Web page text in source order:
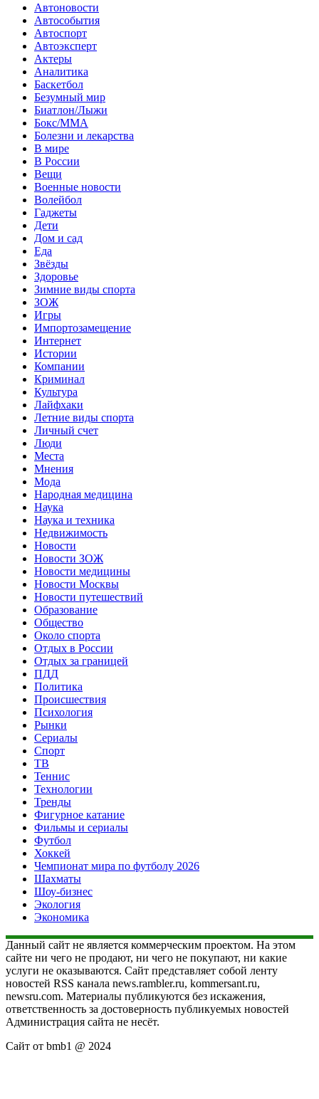
Автоновости
Автособытия
Автоспорт
Автоэксперт
Актеры
Аналитика
Баскетбол
Безумный мир
Биатлон/Лыжи
Бокс/MMA
Болезни и лекарства
В мире
В России
Вещи
Военные новости
Волейбол
Гаджеты
Дети
Дом и сад
Еда
Звёзды
Здоровье
Зимние виды спорта
ЗОЖ
Игры
Импортозамещение
Интернет
Истории
Компании
Криминал
Культура
Лайфхаки
Летние виды спорта
Личный счет
Люди
Места
Мнения
Мода
Народная медицина
Наука
Наука и техника
Недвижимость
Новости
Новости ЗОЖ
Новости медицины
Новости Москвы
Новости путешествий
Образование
Общество
Около спорта
Отдых в России
Отдых за границей
ПДД
Политика
Происшествия
Психология
Рынки
Сериалы
Спорт
ТВ
Теннис
Технологии
Тренды
Фигурное катание
Фильмы и сериалы
Футбол
Хоккей
Чемпионат мира по футболу 2026
Шахматы
Шоу-бизнес
Экология
Экономика
Данный сайт не является коммерческим проектом. На этом
сайте ни чего не продают, ни чего не покупают, ни какие
услуги не оказываются. Сайт представляет собой ленту
новостей RSS канала news.rambler.ru, kommersant.ru,
newsru.com. Материалы публикуются без искажения,
ответственность за достоверность публикуемых новостей
Администрация сайта не несёт.
Сайт от bmb1 @ 2024